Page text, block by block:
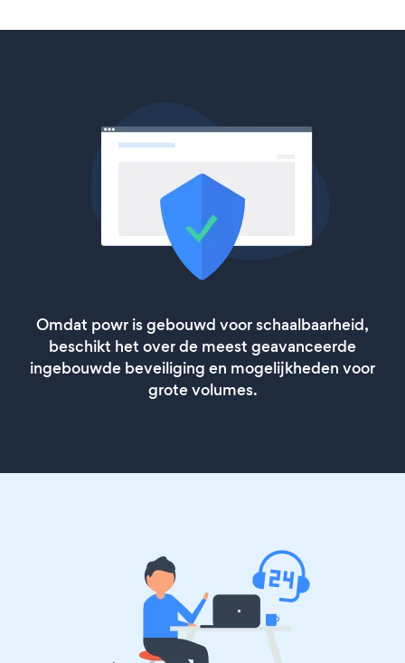
Omdat powr is gebouwd voor schaalbaarheid,
beschikt het over de meest geavanceerde
ingebouwde beveiliging en mogelijkheden voor
grote volumes.